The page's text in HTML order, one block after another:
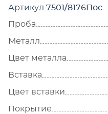
Артикул 7501/8176Пос
Проба
Металл
Цвет металла
Вставка
Цвет вставки
Покрытие